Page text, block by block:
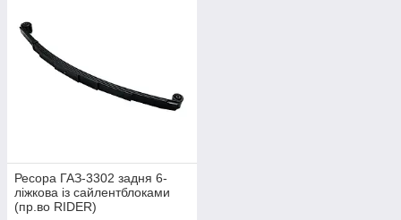
Ресора ГАЗ-3302 задня 6-
ліжкова із сайлентблоками
(пр.во RIDER)